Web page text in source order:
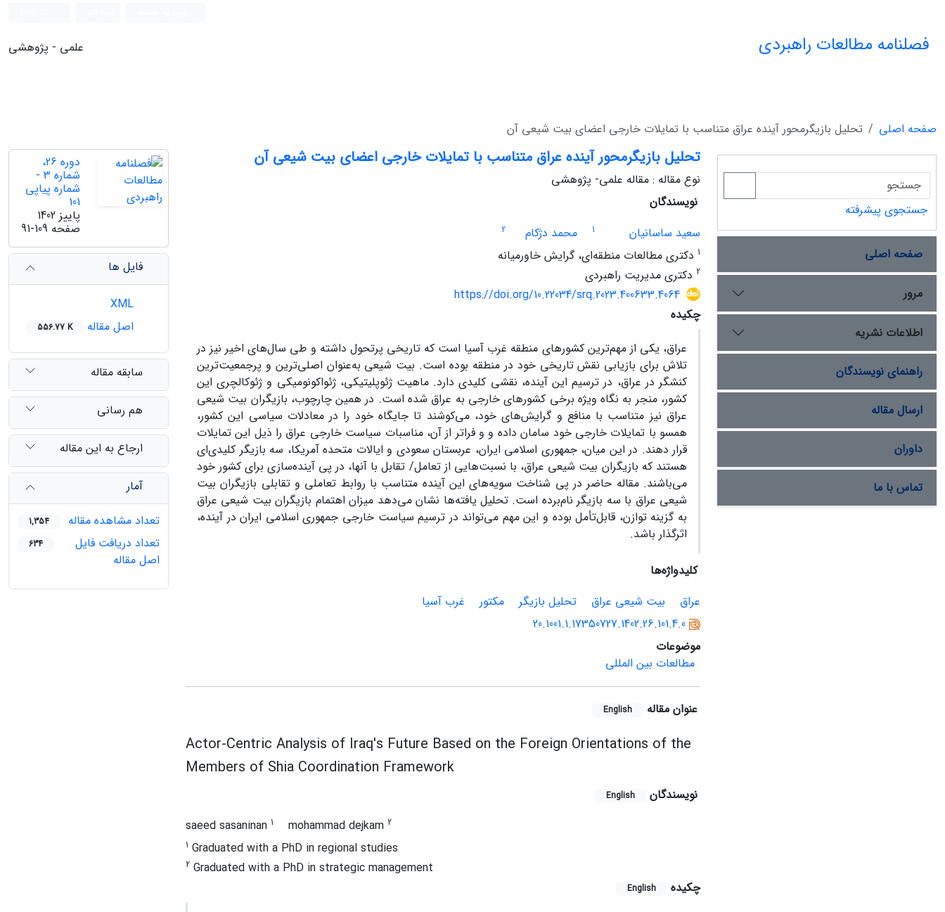
فصلنامه مطالعات راهبردی علمی - پژوهشی
صفحه اصلی تحلیل بازیگرمحور آینده عراق متناسب با تمایلات خارجی اعضای بیت شیعی آن
تحلیل بازیگرمحور آینده عراق متناسب با تمایلات خارجی اعضای بیت شیعی آن
نوع مقاله : مقاله علمی- پژوهشی
نویسندگان
سعید ساسانیان
1 محمد دژکام
2
1 دکتری مطالعات منطقه‌ای، گرایش خاورمیانه
2 دکتری مدیریت راهبردی
https://doi.org/10.22034/srq.2023.400633.4064
چکیده
عراق، یکی از مهم‌ترین کشورهای منطقه غرب آسیا است که تاریخی پرتحول داشته و طی سال‌های اخیر نیز در
تلاش برای بازیابی نقش تاریخی خود در منطقه بوده است. بیت شیعی به‌عنوان اصلی‌ترین و پرجمعیت‌ترین
کنشگر در عراق، در ترسیم این آینده، نقشی کلیدی دارد. ماهیت ژئوپلیتیکی، ژئواکونومیکی و ژئوکالچری این
کشور، منجر به نگاه ویژه برخی کشورهای خارجی به عراق شده است. در همین چارچوب، بازیگران بیت شیعی
عراق نیز متناسب با منافع و گرایش‌های خود، می‌کوشند تا جایگاه خود را در معادلات سیاسی این کشور،
همسو با تمایلات خارجی خود سامان داده و و فراتر از آن، مناسبات سیاست خارجی عراق را ذیل این تمایلات
قرار دهند. در این میان، جمهوری اسلامی ایران، عربستان سعودی و ایالات متحده آمریکا، سه بازیگر کلیدی‌ای
هستند که بازیگران بیت شیعی عراق، با نسبت‌هایی از تعامل/ تقابل با آنها، در پی آینده‌سازی برای کشور خود
می‌باشند. مقاله حاضر در پی شناخت سویه‌های این آینده متناسب با روابط تعاملی و تقابلی بازیگران بیت
شیعی عراق با سه بازیگر نام‌برده است. تحلیل یافته‌ها نشان می‌دهد میزان اهتمام بازیگران بیت شیعی عراق
به گزینه توازن، قابل‌تأمل بوده و این مهم می‌تواند در ترسیم سیاست خارجی جمهوری اسلامی ایران در آینده،
اثرگذار باشد.
کلیدواژه‌ها
عراق
بیت شیعی عراق تحلیل بازیگر مکتور
غرب آسیا
20.1001.1.17350727.1402.26.101.4.0
موضوعات
مطالعات بین المللی
عنوان مقاله English
Actor-Centric Analysis of Iraq's Future Based on the Foreign Orientations of the
Members of Shia Coordination Framework
نویسندگان English
saeed sasaninan 1 mohammad dejkam 2
1 Graduated with a PhD in regional studies
2 Graduated with a PhD in strategic management
چکیده
English
دوره 26،
شماره 3 -
شماره پیاپی
101
پاییز 1402
صفحه 91-109
فایل ها
اصل مقاله
556.77 K
سابقه مقاله
هم رسانی
ارجاع به این مقاله
آمار
تعداد مشاهده مقاله
1,354
تعداد دریافت فایل
اصل مقاله
634
جستجوی پیشرفته
صفحه اصلی
مرور
اطلاعات نشریه
راهنمای نویسندگان
ارسال مقاله
داوران
تماس با ما